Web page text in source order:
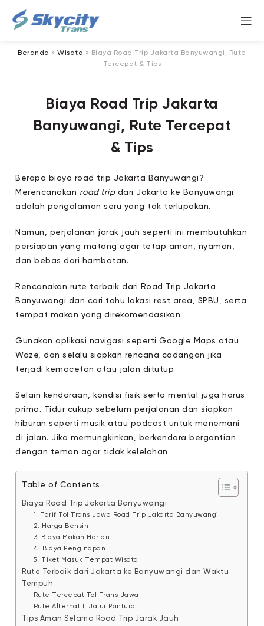
Beranda »Wisata » Biaya Road Trip Jakarta Banyuwangi, Rute
Tercepat & Tips
Biaya Road Trip Jakarta
Banyuwangi, Rute Tercepat
& Tips
Berapa biaya road trip Jakarta Banyuwangi?
Merencanakan road tripdari Jakarta ke Banyuwangi
adalah pengalaman seru yang tak terlupakan.
Namun, perjalanan jarak jauh seperti ini membutuhkan
persiapan yang matang agar tetap aman, nyaman,
dan bebas dari hambatan.
Rencanakan rute terbaik dari Road Trip Jakarta
Banyuwangi dan cari tahu lokasi rest area, SPBU, serta
tempat makan yang direkomendasikan.
Gunakan aplikasi navigasi seperti Google Maps atau
Waze, dan selalu siapkan rencana cadangan jika
terjadi kemacetan atau jalan ditutup.
Selain kendaraan, kondisi fisik serta mental juga harus
prima. Tidur cukup sebelum perjalanan dan siapkan
hiburan seperti musik atau podcast untuk menemani
di jalan. Jika memungkinkan, berkendara bergantian
dengan teman agar tidak kelelahan.
Table of Contents
Biaya Road Trip Jakarta Banyuwangi
1. Tarif Tol Trans Jawa Road Trip Jakarta Banyuwangi
2. Harga Bensin
3. Biaya Makan Harian
4. Biaya Penginapan
5. Tiket Masuk Tempat Wisata
Rute Terbaik dari Jakarta ke Banyuwangi dan Waktu
Tempuh
Rute Tercepat Tol Trans Jawa
Rute Alternatif, Jalur Pantura
Tips Aman Selama Road Trip Jarak Jauh